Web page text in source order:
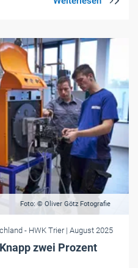
Foto: © Oliver Götz Fotografie
- HWK Trier | August 2025
zwei Prozent